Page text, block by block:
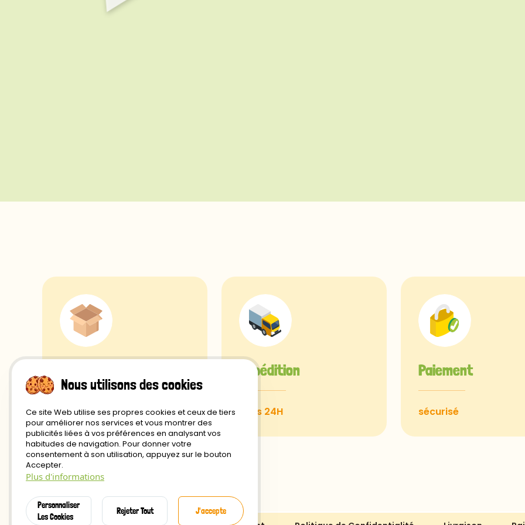
gratuits à partir de 29€
Expédition
sous 24H
Paiement
sécurisé
Nous utilisons des cookies
Ce site Web utilise ses propres cookies et ceux de tiers
pour améliorer nos services et vous montrer des
publicités liées à vos préférences en analysant vos
habitudes de navigation. Pour donner votre
consentement à son utilisation, appuyez sur le bouton
Accepter.
Plus d'informations
Personnaliser
Les Cookies
Rejeter Tout J'accepte